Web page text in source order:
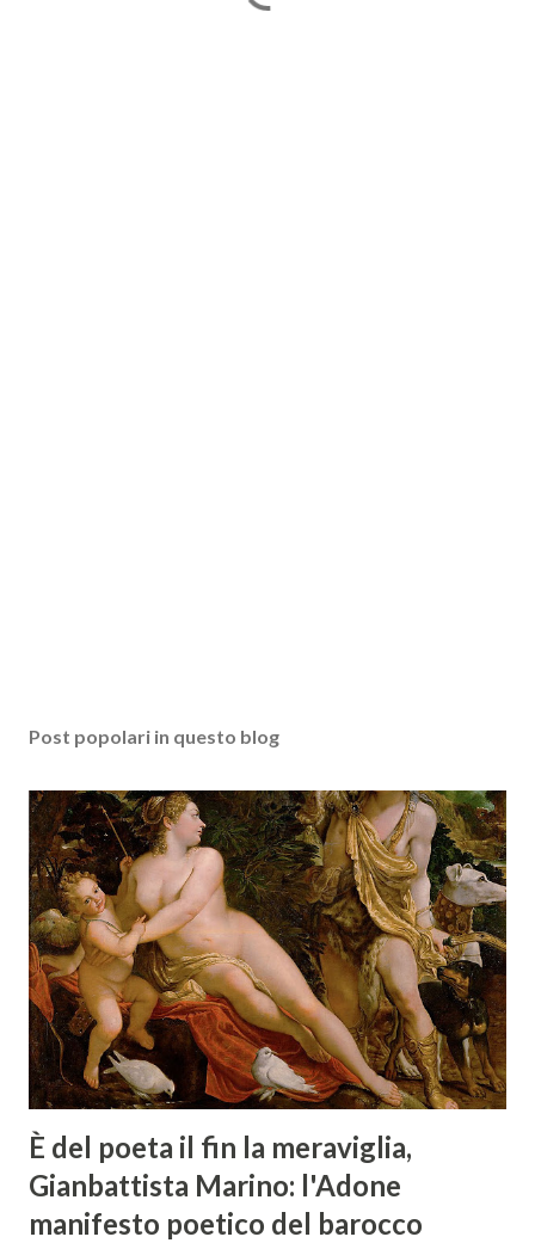
Post popolari in questo blog
È del poeta il fin la meraviglia,
Gianbattista Marino: l'Adone
manifesto poetico del barocco